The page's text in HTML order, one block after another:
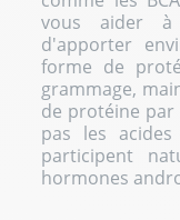
vous aider à
d'apporter
forme de
grammage,
de protéine par
pas les
participent
hormones